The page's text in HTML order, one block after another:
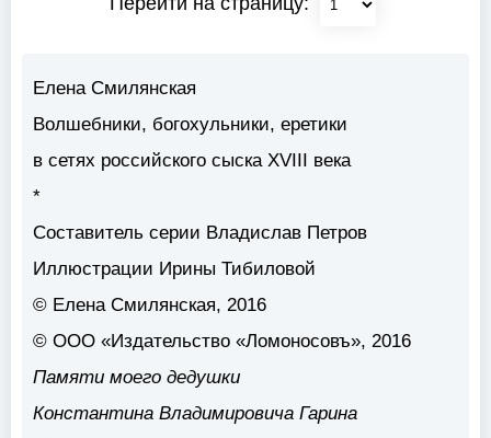
Елена Смилянская
Волшебники, богохульники, еретики
в сетях российского сыска XVIII века
*
Составитель серии Владислав Петров
Иллюстрации Ирины Тибиловой
© Елена Смилянская, 2016
© ООО «Издательство «Ломоносовъ», 2016
Памяти моего дедушки
Константина Владимировича Гарина